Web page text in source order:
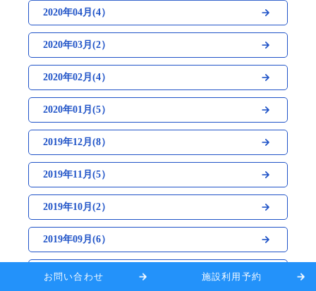
2020年04月(4）
2020年03月(2）
2020年02月(4）
2020年01月(5）
2019年12月(8）
2019年11月(5）
2019年10月(2）
2019年09月(6）
2019年08月(8）
お問い合わせ 施設利用予約